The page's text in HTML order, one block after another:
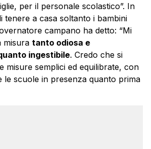
per il personale scolastico”. In
tenere a casa soltanto i bambini
campano ha detto: “Mi
misura tanto odiosa e
ingestibile. Credo che si
misure semplici ed equilibrate, con
le scuole in presenza quanto prima